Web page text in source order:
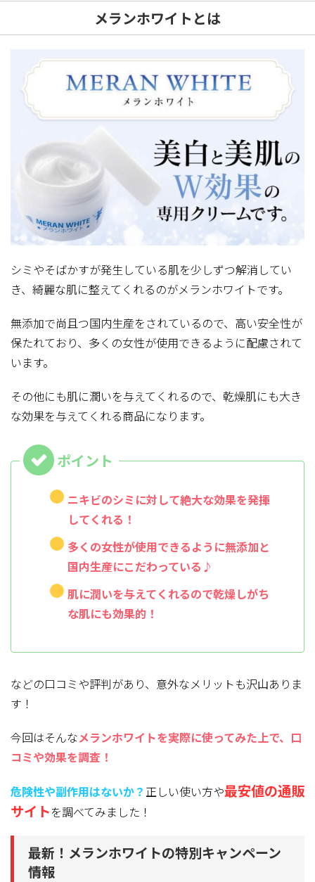
メランホワイトとは
シミやそばかすが発生している肌を少しずつ解消してい
き、綺麗な肌に整えてくれるのがメランホワイトです。
無添加で尚且つ国内生産をされているので、高い安全性が
保たれており、多くの女性が使用できるように配慮されて
います。
その他にも肌に潤いを与えてくれるので、乾燥肌にも大き
な効果を与えてくれる商品になります。
ニキビのシミに対して絶大な効果を発揮
してくれる！
多くの女性が使用できるように無添加と
国内生産にこだわっている♪
肌に潤いを与えてくれるので乾燥しがち
な肌にも効果的！
などの口コミや評判があり、意外なメリットも沢山ありま
す！
今回はそんなメランホワイトを実際に使ってみた上で、口
コミや効果を調査！
危険性や副作用はないか？ 正しい使い方や最安値の通販
サイトを調べてみました！
最新！メランホワイトの特別キャンペーン
情報